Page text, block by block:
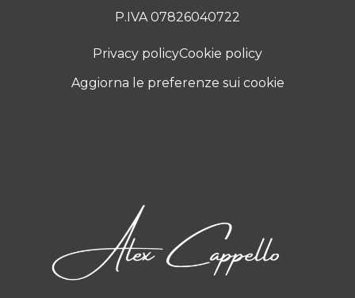
P.IVA 07826040722
Privacy policyCookie policy
Aggiorna le preferenze sui cookie